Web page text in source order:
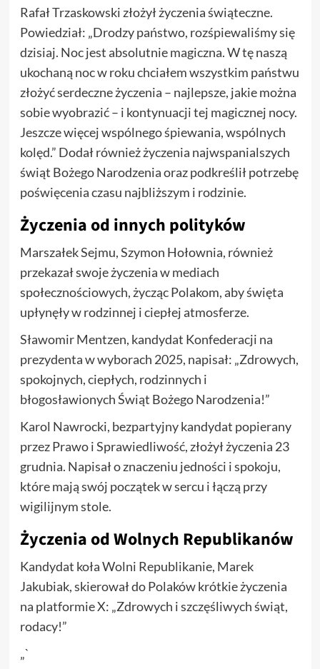
Rafał Trzaskowski złożył życzenia świąteczne.
Powiedział: „Drodzy państwo, rozśpiewaliśmy się
dzisiaj. Noc jest absolutnie magiczna. W tę naszą
ukochaną noc w roku chciałem wszystkim państwu
złożyć serdeczne życzenia – najlepsze, jakie można
sobie wyobrazić – i kontynuacji tej magicznej nocy.
Jeszcze więcej wspólnego śpiewania, wspólnych
kolęd.” Dodał również życzenia najwspanialszych
świąt Bożego Narodzenia oraz podkreślił potrzebę
poświęcenia czasu najbliższym i rodzinie.
Życzenia od innych polityków
Marszałek Sejmu, Szymon Hołownia, również
przekazał swoje życzenia w mediach
społecznościowych, życząc Polakom, aby święta
upłynęły w rodzinnej i ciepłej atmosferze.
Sławomir Mentzen, kandydat Konfederacji na
prezydenta w wyborach 2025, napisał: „Zdrowych,
spokojnych, ciepłych, rodzinnych i
błogosławionych Świąt Bożego Narodzenia!”
Karol Nawrocki, bezpartyjny kandydat popierany
przez Prawo i Sprawiedliwość, złożył życzenia 23
grudnia. Napisał o znaczeniu jedności i spokoju,
które mają swój początek w sercu i łączą przy
wigilijnym stole.
Życzenia od Wolnych Republikanów
Kandydat koła Wolni Republikanie, Marek
Jakubiak, skierował do Polaków krótkie życzenia
na platformie X: „Zdrowych i szczęśliwych świąt,
rodacy!”
„`